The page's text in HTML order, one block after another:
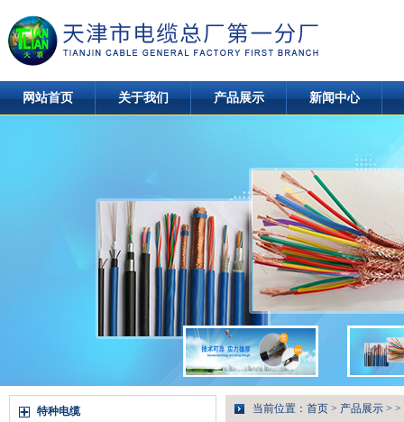
网站首页 关于我们 产品展示 新闻中心
特种电缆 当前位置： 首页 > 产品展示 > >